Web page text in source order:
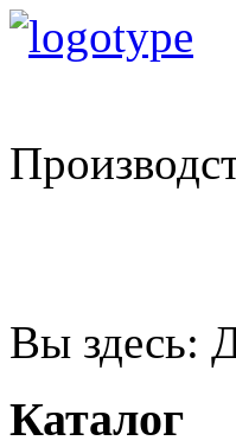
и
Вы здесь:
Каталог